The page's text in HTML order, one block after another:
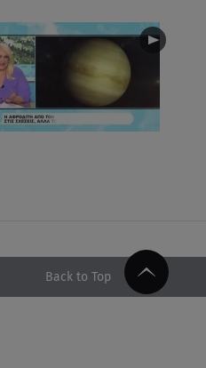
Back to Top